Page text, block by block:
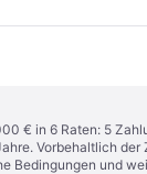
€ in 6 Raten: 5
Vorbehaltlich
Bedingungen und